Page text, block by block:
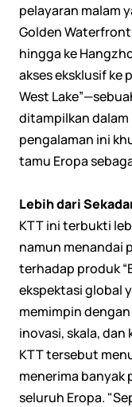
pelayaran malam
Golden
hingga ke
akses eksklusif ke
West
ditampilkan dalam
pengalaman ini
tamu Eropa
Lebih dari
KTT ini terbukti
namun menandai
terhadap produk
ekspektasi global
memimpin
inovasi, skala,
KTT tersebut
menerima banyak
seluruh Eropa.